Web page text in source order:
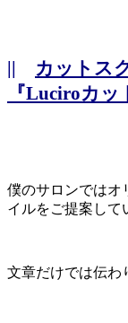
|| カットス
『Luciroカッ
僕のサロンではオ
イルをご提案して
文章だけでは伝わ